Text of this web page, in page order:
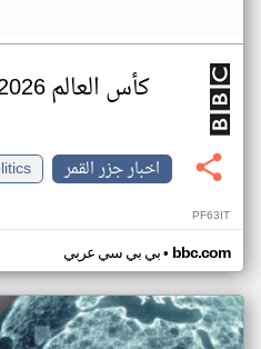
كأس العالم 2026
اخبار جزر القمر
PF63IT
بي بي سي عربي• bbc.com